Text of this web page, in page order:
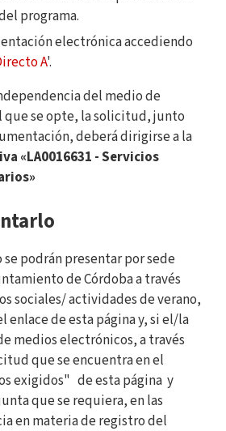
programa.
electrónica accediendo
A'.
del medio de
que se opte, la solicitud, junto
deberá dirigirse a la
«LA0016631 - Servicios
podrán presentar por sede
de Córdoba a través
sociales/ actividades de verano,
enlace de esta página y, si el/la
medios electrónicos, a través
que se encuentra en el
exigidos" de esta página y
que se requiera, en las
en materia de registro del